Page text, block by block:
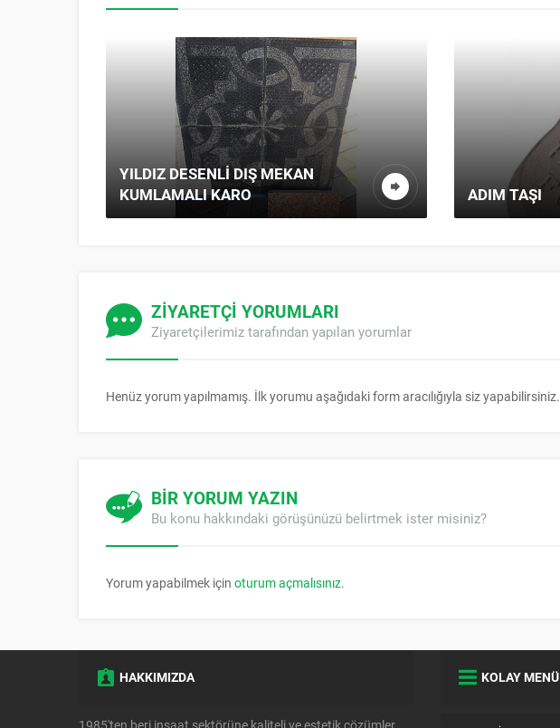
YILDIZ DESENLI DIŞ MEKAN
KUMLAMALI KARO
ADIM TAŞI
ZİYARETÇİ YORUMLARI
Ziyaretçilerimiz tarafından yapılan yorumlar
Henüz yorum yapılmamış. İlk yorumu aşağıdaki form aracılığıyla siz yapabilirsiniz.
BİR YORUM YAZIN
Bu konu hakkındaki görüşünüzü belirtmek ister misiniz?
Yorum yapabilmek için oturum açmalısınız.
HAKKIMIZDA KOLAY MENÜ